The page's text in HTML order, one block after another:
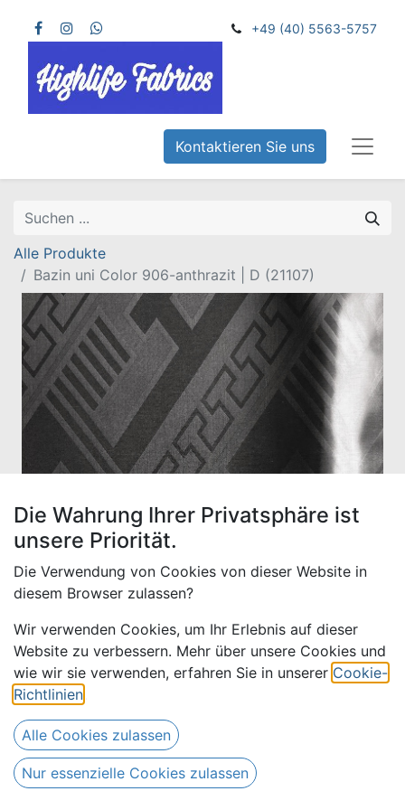
+49 (40) 5563-5757
Kontaktieren Sie uns
Alle Produkte
Bazin uni Color 906-anthrazit | D (21107)
Bazin uni Color 906-anthrazit
| D (21107)
17,00€ Alle Preise inkl. MwSt.zzgl. Versandkosten
Die Wahrung Ihrer Privatsphäre ist
unsere Priorität.
Die Verwendung von Cookies von dieser Website in
diesem Browser zulassen?
Wir verwenden Cookies, um Ihr Erlebnis auf dieser
Website zu verbessern. Mehr über unsere Cookies und
wie wir sie verwenden, erfahren Sie in unserer Cookie-
Richtlinien
Alle Cookies zulassen
Nur essenzielle Cookies zulassen